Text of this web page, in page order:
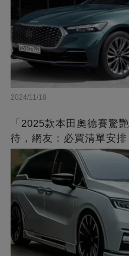
2024/11/18
「2025款本田奧德賽驚
待，網友：必買清單安排